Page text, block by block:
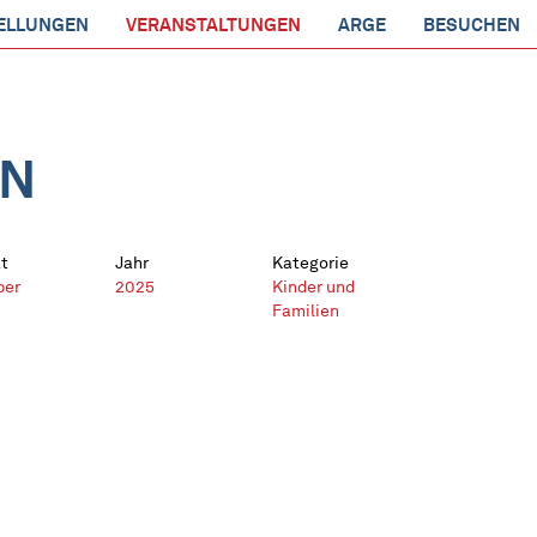
VERANSTALTUNGEN ARGE BESUCHEN
Jahr
2025
Kategorie
Kinder und
Familien